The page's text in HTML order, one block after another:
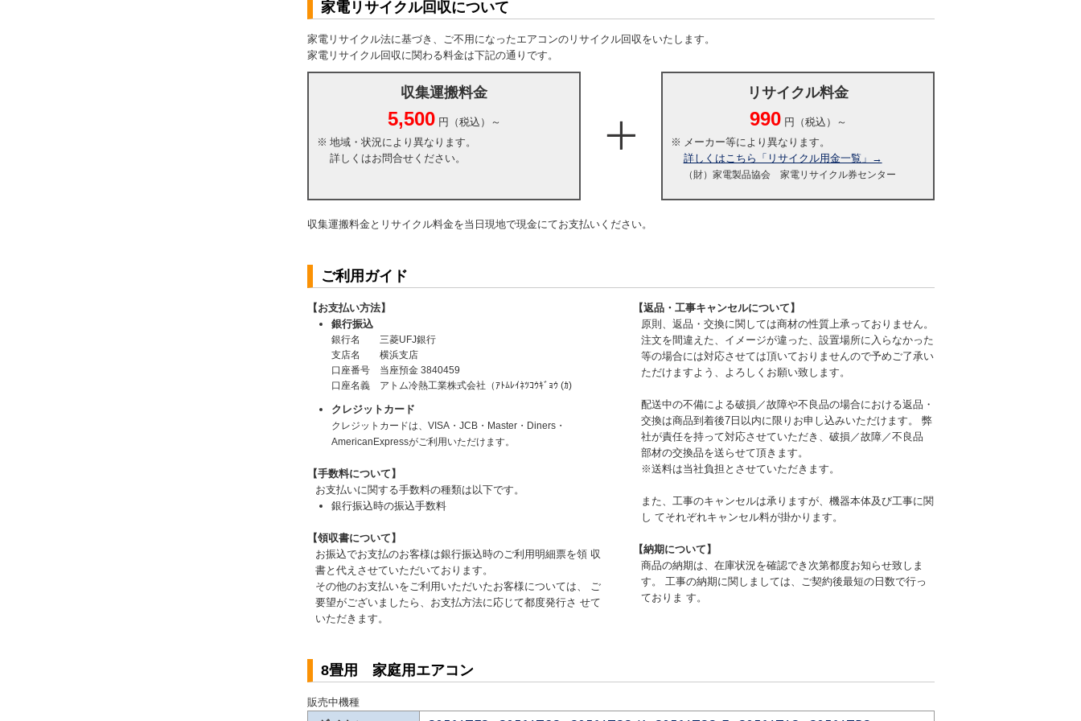
家電リサイクル回収について
家電リサイクル法に基づき、ご不用になったエアコンのリサイクル回収をいたします。
家電リサイクル回収に関わる料金は下記の通りです。
収集運搬料金
5,500円（税込）～
※ 地域・状況により異なります。
詳しくはお問合せください。
リサイクル料金
990円（税込）～
※ メーカー等により異なります。
詳しくはこちら「リサイクル用金一覧」→
（財）家電製品協会 家電リサイクル券センター
収集運搬料金とリサイクル料金を当日現地で現金にてお支払いください。
ご利用ガイド
【お支払い方法】
銀行振込
銀行名
三菱UFJ銀行
支店名
横浜支店
口座番号
当座預金 3840459
口座名義
アトム冷熱工業株式会社（ｱﾄﾑﾚｲﾈﾂｺｳｷﾞｮｳ (ｶ)
クレジットカード
クレジットカードは、VISA・JCB・Master・Diners・
AmericanExpressがご利用いただけます。
【手数料について】
お支払いに関する手数料の種類は以下です。
銀行振込時の振込手数料
【領収書について】
お振込でお支払のお客様は銀行振込時のご利用明細票を領 収
書と代えさせていただいております。
その他のお支払いをご利用いただいたお客様については、 ご
要望がございましたら、お支払方法に応じて都度発行さ せて
いただきます。
【返品・工事キャンセルについて】
原則、返品・交換に関しては商材の性質上承っておりません。
注文を間違えた、イメージが違った、設置場所に入らなかった
等の場合には対応させては頂いておりませんので予めご了承い
ただけますよう、よろしくお願い致します。
配送中の不備による破損／故障や不良品の場合における返品・
交換は商品到着後7日以内に限りお申し込みいただけます。 弊
社が責任を持って対応させていただき、破損／故障／不良品
部材の交換品を送らせて頂きます。
※送料は当社負担とさせていただきます。
また、工事のキャンセルは承りますが、機器本体及び工事に関
し てそれぞれキャンセル料が掛かります。
【納期について】
商品の納期は、在庫状況を確認でき次第都度お知らせ致しま
す。 工事の納期に関しましては、ご契約後最短の日数で行っ
ておりま す。
8畳用 家庭用エアコン
販売中機種